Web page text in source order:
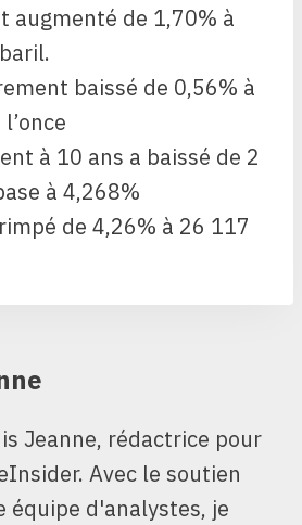
augmenté de 1,70% à
baissé de 0,56% à
à 10 ans a baissé de 2
à 4,268%
de 4,26% à 26 117
Jeanne, rédactrice pour
Avec le soutien
équipe d'analystes, je